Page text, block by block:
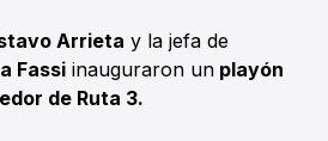
Arrieta y la jefa de
Fassi inauguraron un playón
de Ruta 3.